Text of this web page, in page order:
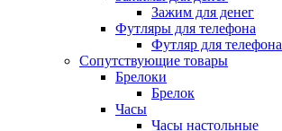
Зажим для денег
Футляры для телефона
Футляр для телефона
Сопутствующие товары
Брелоки
Брелок
Часы
Часы настольные